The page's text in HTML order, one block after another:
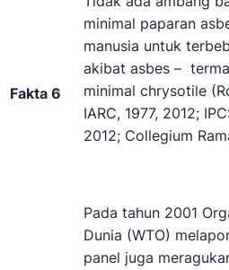
Fakta 6
minimal paparan
manusia untuk
akibat asbes –
minimal chrysotile
IARC, 1977, 2012;
2012; Collegium
Pada tahun 2001
Dunia (WTO)
panel juga